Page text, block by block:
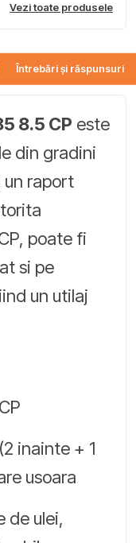
Vezi toate produsele
Întrebări și răspunsuri
8.5 CP este
din gradini
un raport
poate fi
si pe
un utilaj
inainte + 1
usoara
de ulei,